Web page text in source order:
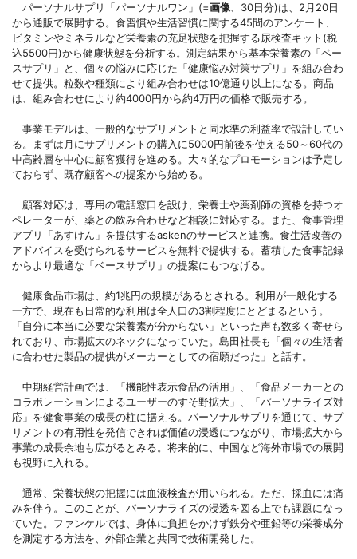
パーソナルサプリ「パーソナルワン」(=画像 、30日分)は、2月20日
から通販で展開する。食習慣や生活習慣に関する45問のアンケート、
ビタミンやミネラルなど栄養素の充足状態を把握する尿検査キット(税
込5500円)から健康状態を分析する。測定結果から基本栄養素の「ベー
スサプリ」と、個々の悩みに応じた「健康悩み対策サプリ」を組み合わ
せて提供。粒数や種類により組み合わせは10億通り以上になる。商品
は、組み合わせにより約4000円から約4万円の価格で販売する。
事業モデルは、一般的なサプリメントと同水準の利益率で設計してい
る。まずは月にサプリメントの購入に5000円前後を使える50～60代の
中高齢層を中心に顧客獲得を進める。大々的なプロモーションは予定し
ておらず、既存顧客への提案から始める。
顧客対応は、専用の電話窓口を設け、栄養士や薬剤師の資格を持つオ
ペレーターが、薬との飲み合わせなど相談に対応する。また、食事管理
アプリ「あすけん」を提供するaskenのサービスと連携。食生活改善の
アドバイスを受けられるサービスを無料で提供する。蓄積した食事記録
からより最適な「ベースサプリ」の提案にもつなげる。
健康食品市場は、約1兆円の規模があるとされる。利用が一般化する
一方で、現在も日常的な利用は全人口の3割程度にとどまるという。
「自分に本当に必要な栄養素が分からない」といった声も数多く寄せら
れており、市場拡大のネックになっていた。島田社長も「個々の生活者
に合わせた製品の提供がメーカーとしての宿願だった」と話す。
中期経営計画では、「機能性表示食品の活用」、「食品メーカーとの
コラボレーションによるユーザーのすそ野拡大」、「パーソナライズ対
応」を健食事業の成長の柱に据える。パーソナルサプリを通じて、サプ
リメントの有用性を発信できれば価値の浸透につながり、市場拡大から
事業の成長余地も広がるとみる。将来的に、中国など海外市場での展開
も視野に入れる。
通常、栄養状態の把握には血液検査が用いられる。ただ、採血には痛
みを伴う。このことが、パーソナライズの浸透を図る上でも課題になっ
ていた。ファンケルでは、身体に負担をかけず鉄分や亜鉛等の栄養成分
を測定する方法を、外部企業と共同で技術開発した。